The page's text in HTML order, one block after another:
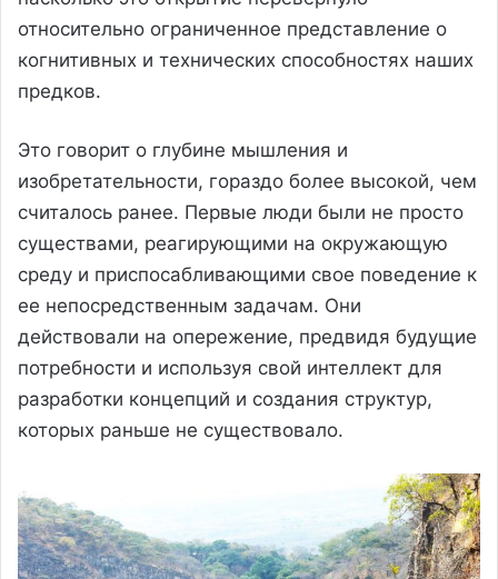
относительно ограниченное представление о
когнитивных и технических способностях наших
предков.
Это говорит о глубине мышления и
изобретательности, гораздо более высокой, чем
считалось ранее. Первые люди были не просто
существами, реагирующими на окружающую
среду и приспосабливающими свое поведение к
ее непосредственным задачам. Они
действовали на опережение, предвидя будущие
потребности и используя свой интеллект для
разработки концепций и создания структур,
которых раньше не существовало.